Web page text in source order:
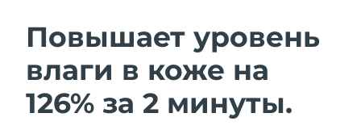
Повышает уровень
влаги в коже на
126% за 2 минуты.
Очищение кожи Лифтинг
Австралия
Ожидаемая дата доставки
Ожидаемая дата доставки